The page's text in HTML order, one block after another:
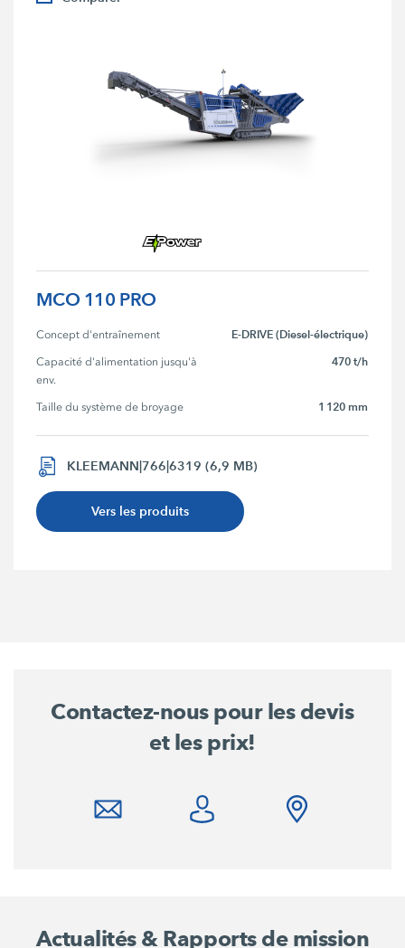
MCO 110 PRO
Concept d'entraînement E-DRIVE (Diesel-électrique)
Capacité d'alimentation jusqu'à
env.
470 t/h
Taille du système de broyage 1 120 mm
KLEEMANN|766|6319 (6,9 MB)
Vers les produits
Contactez-nous pour les devis
et les prix!
Actualités & Rapports de mission